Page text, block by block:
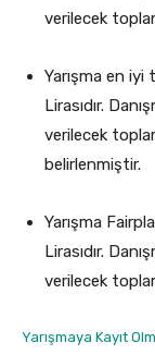
verilecek
Yarışma en iyi
Lirasıdır.
verilecek
belirlenmiştir.
Yarışma
Lirasıdır.
verilecek
Yarışmaya Kayıt